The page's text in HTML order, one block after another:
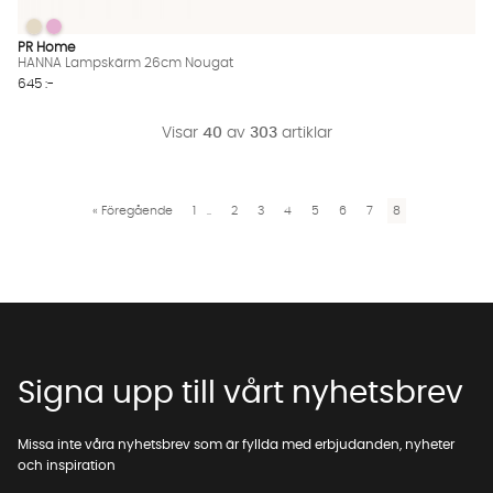
HANNA Lampskärm 26cm Nougat Finns även i dessa färger:
HANNA Lampskärm 26cm Nougat
HANNA Lampskärm 26cm Nougat
PR Home
HANNA Lampskärm 26cm Nougat
645 :-
Visar 40 av 303artiklar
« Föregående 1 2 3 4 5 6 7 8
Signa upp till vårt nyhetsbrev
Missa inte våra nyhetsbrev som är fyllda med erbjudanden, nyheter
och inspiration